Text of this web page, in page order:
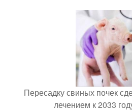
Пересадку свиных почек
лечением к 2033